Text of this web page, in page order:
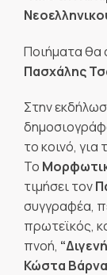
Ποιήματα
Πασχάλης
Στην
το κοινό, για
Το
τιμήσει τον
συγγραφέα,
πρωτεϊκός,
πνοή,
Κώστα